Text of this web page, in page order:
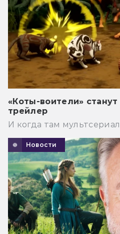
«Коты-воители»
трейлер
И когда там
Новости